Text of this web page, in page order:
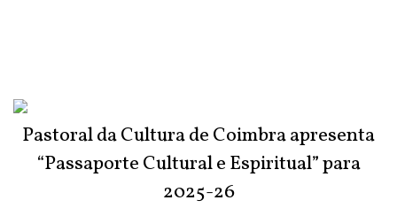
Pastoral da Cultura de Coimbra apresenta
“Passaporte Cultural e Espiritual” para
2025-26